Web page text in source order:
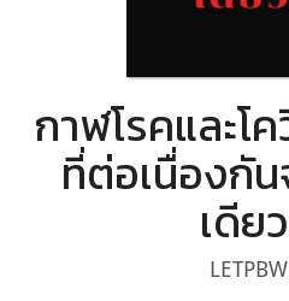
กาฬโรคและโ
ที่ต่อเนื่องกัน
เดีย